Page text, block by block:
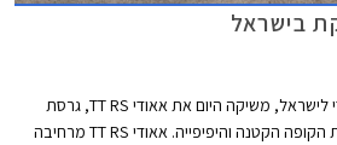
צ'מפיון מוטורס, יבואנית אאודי לישראל, משיקה היום את אאודי TT RS, גרסת
הקצה הספורטיבית של מכונית הקופה הקטנה והיפיפייה. אאודי TT RS מרחיבה